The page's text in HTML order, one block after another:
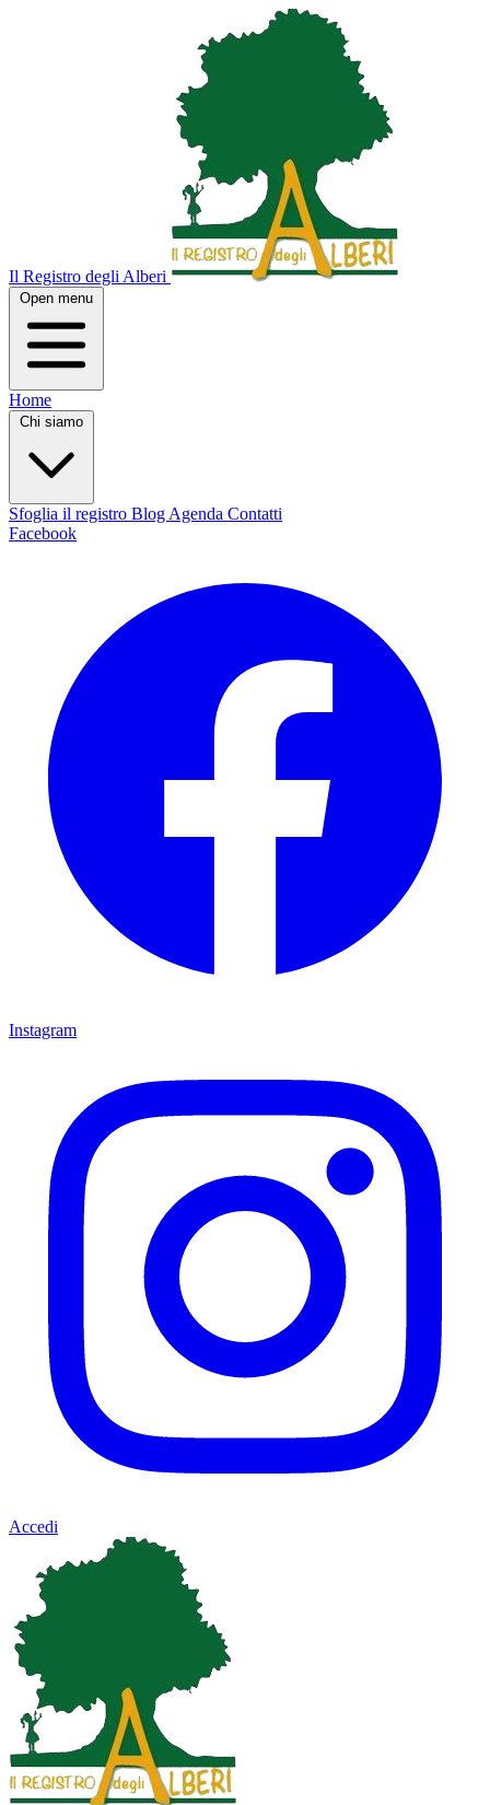
Il Registro degli Alberi
Open menu
Home
Chi siamo
Sfoglia il registro Blog Agenda Contatti
Facebook
Instagram
Accedi